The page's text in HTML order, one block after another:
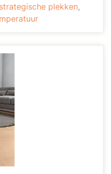
strategische plekken,